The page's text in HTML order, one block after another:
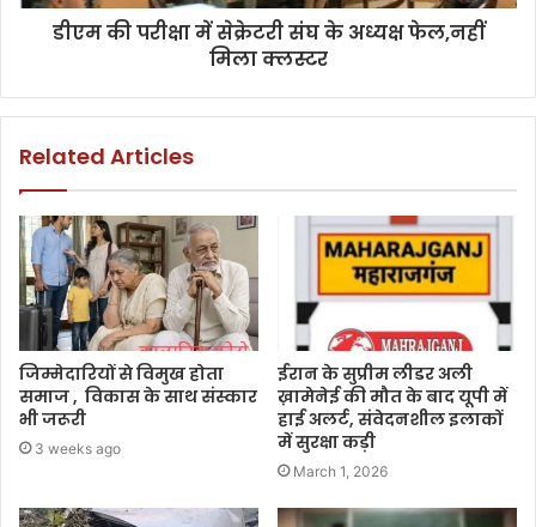
डीएम की परीक्षा में सेक्रेटरी संघ के अध्यक्ष फेल,नहीं
मिला क्लस्टर
Related Articles
जिम्मेदारियों से विमुख होता
समाज , विकास के साथ संस्कार
भी जरूरी
3 weeks ago
ईरान के सुप्रीम लीडर अली
ख़ामेनेई की मौत के बाद यूपी में
हाई अलर्ट, संवेदनशील इलाकों
में सुरक्षा कड़ी
March 1, 2026